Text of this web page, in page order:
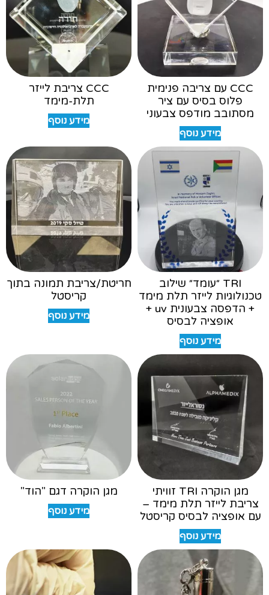
CCC עם צריבה פנימית
פלוס בסיס עם ציר
מסתובב מודפס צבעוני
מידע נוסף
CCC צריבת לייזר
תלת-מימד
מידע נוסף
TRI ״עומד״ שילוב
טכנולוגיות לייזר תלת מימד
+ הדפסה צבעונית uv +
אופציה לבסיס
מידע נוסף
חריטת/צריבת תמונה בתוך
קריסטל
מידע נוסף
מגן הוקרה TRI זוויתי
צריבת לייזר תלת מימד –
עם אופציה לבסיס קריסטל
מידע נוסף
מגן הוקרה דגם "הוד"
מידע נוסף